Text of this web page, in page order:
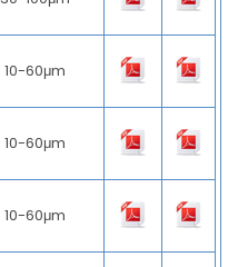
10-60μm
10-60μm
10-60μm